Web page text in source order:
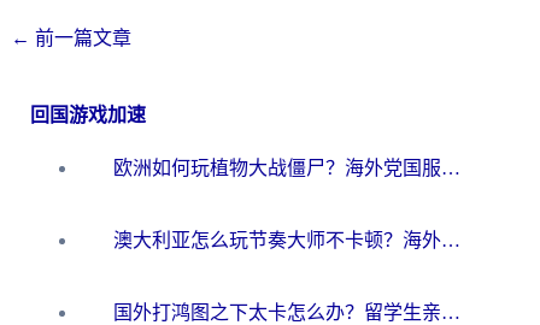
← 前一篇文章
回国游戏加速
欧洲如何玩植物大战僵尸？海外党国服游戏加速避坑指南（附实测对比）
澳大利亚怎么玩节奏大师不卡顿？海外党国服游戏加速终极指南
国外打鸿图之下太卡怎么办？留学生亲测有效的国服游戏加速方案